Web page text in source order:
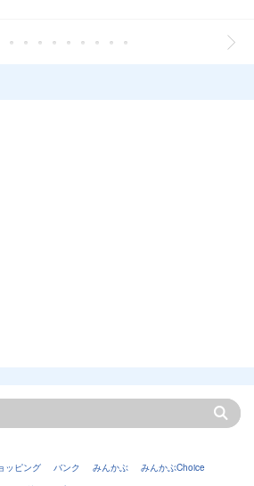
ッピング バンク みんかぶ
みんかぶChoice